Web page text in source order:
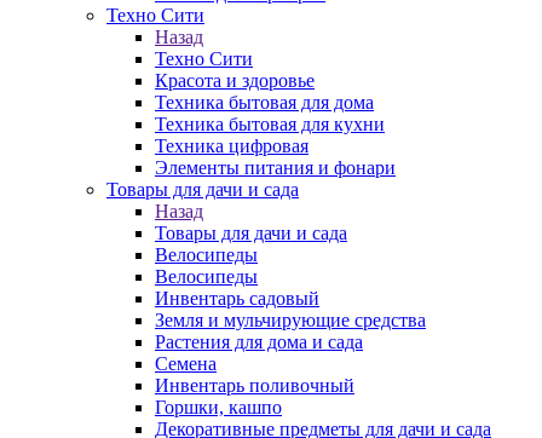
Техно Сити
Назад
Техно Сити
Красота и здоровье
Техника бытовая для дома
Техника бытовая для кухни
Техника цифровая
Элементы питания и фонари
Товары для дачи и сада
Назад
Товары для дачи и сада
Велосипеды
Велосипеды
Инвентарь садовый
Земля и мульчирующие средства
Растения для дома и сада
Семена
Инвентарь поливочный
Горшки, кашпо
Декоративные предметы для дачи и сада